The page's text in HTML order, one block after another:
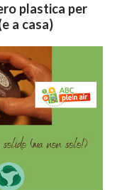
plastica per
a casa)